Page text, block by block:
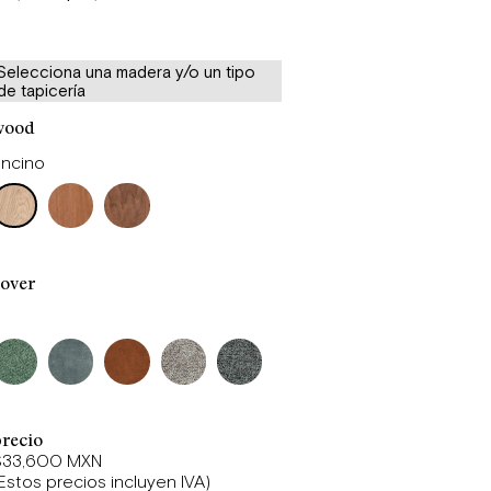
una madera y/o un tipo
tapicería
MXN
precios incluyen IVA)